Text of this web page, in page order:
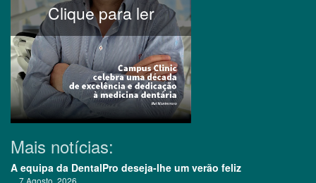
Clique para ler
Mais notícias:
A equipa da DentalPro deseja-lhe um verão feliz